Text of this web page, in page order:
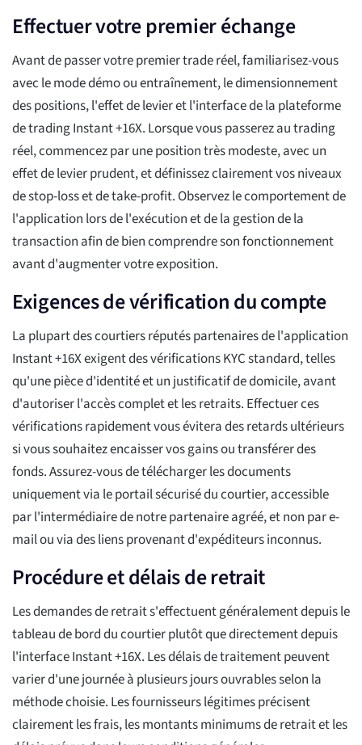
Effectuer votre premier échange
Avant de passer votre premier trade réel, familiarisez-vous
avec le mode démo ou entraînement, le dimensionnement
des positions, l'effet de levier et l'interface de la plateforme
de trading Instant +16X. Lorsque vous passerez au trading
réel, commencez par une position très modeste, avec un
effet de levier prudent, et définissez clairement vos niveaux
de stop-loss et de take-profit. Observez le comportement de
l'application lors de l'exécution et de la gestion de la
transaction afin de bien comprendre son fonctionnement
avant d'augmenter votre exposition.
Exigences de vérification du compte
La plupart des courtiers réputés partenaires de l'application
Instant +16X exigent des vérifications KYC standard, telles
qu'une pièce d'identité et un justificatif de domicile, avant
d'autoriser l'accès complet et les retraits. Effectuer ces
vérifications rapidement vous évitera des retards ultérieurs
si vous souhaitez encaisser vos gains ou transférer des
fonds. Assurez-vous de télécharger les documents
uniquement via le portail sécurisé du courtier, accessible
par l'intermédiaire de notre partenaire agréé, et non par e-
mail ou via des liens provenant d'expéditeurs inconnus.
Procédure et délais de retrait
Les demandes de retrait s'effectuent généralement depuis le
tableau de bord du courtier plutôt que directement depuis
l'interface Instant +16X. Les délais de traitement peuvent
varier d'une journée à plusieurs jours ouvrables selon la
méthode choisie. Les fournisseurs légitimes précisent
clairement les frais, les montants minimums de retrait et les